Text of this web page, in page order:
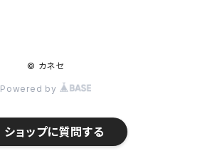
© カネセ
Powered by
ショップに質問する